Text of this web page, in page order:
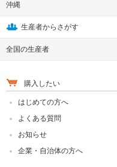
沖縄
生産者からさがす
全国の生産者
購入したい
はじめての方へ
よくある質問
お知らせ
企業・自治体の方へ